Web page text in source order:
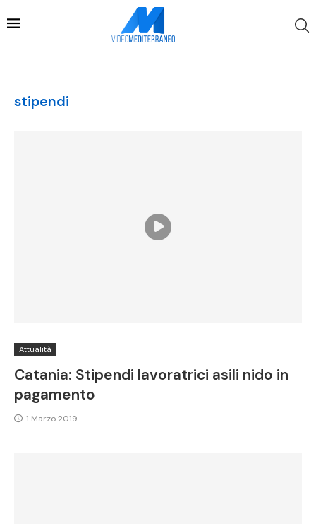
stipendi
Attualità
Catania: Stipendi lavoratrici asili nido in
pagamento
1 Marzo 2019